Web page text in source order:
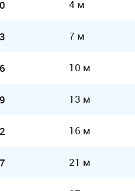
4 м
7 м
10 м
13 м
16 м
21 м